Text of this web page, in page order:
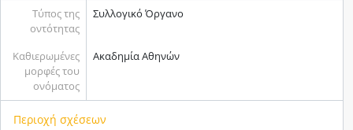
Τύπος της
οντότητας
Συλλογικό Όργανο
Καθιερωμένες
μορφές του
ονόματος
Ακαδημία Αθηνών
Περιοχή σχέσεων